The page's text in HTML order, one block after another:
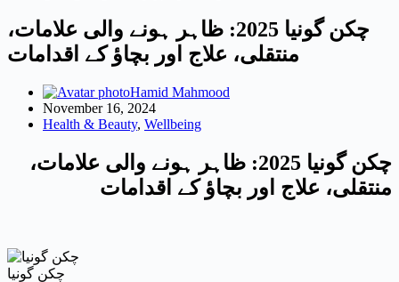
چکن گونیا 2025: ظاہر ہونے والی علامات،
منتقلی، علاج اور بچاؤ کے اقدامات
Hamid Mahmood
November 16, 2024
Health & Beauty, Wellbeing
چکن گونیا 2025: ظاہر ہونے والی علامات،
منتقلی، علاج اور بچاؤ کے اقدامات
چکن گونیا